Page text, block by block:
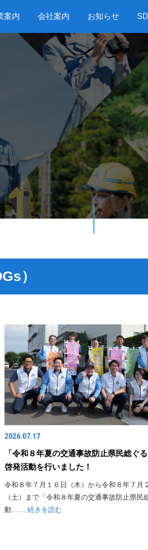
案内 会社案内 お知らせ
）
2026.07.17
「令和８年夏の交通事故防止県民総ぐる
啓発活動を行いました！
令和８年７月１６日（木）から令和８年７月
（土）まで「令和８年夏の交通事故防止県民
動…… 続きを読む